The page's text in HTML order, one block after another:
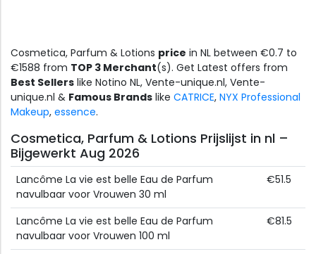
Cosmetica, Parfum & Lotions price in NL between €0.7 to
€1588 from TOP 3 Merchant(s). Get Latest offers from
Best Sellers like Notino NL, Vente-unique.nl, Vente-
unique.nl & Famous Brands like CATRICE, NYX Professional
Makeup, essence.
Cosmetica, Parfum & Lotions Prijslijst in nl –
Bijgewerkt Aug 2026
Lancôme La vie est belle Eau de Parfum
navulbaar voor Vrouwen 30 ml
€51.5
Lancôme La vie est belle Eau de Parfum
navulbaar voor Vrouwen 100 ml
€81.5